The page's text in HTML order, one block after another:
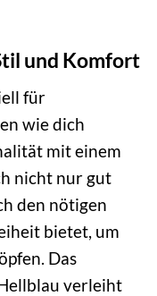
und Komfort
für
wie dich
mit einem
nicht nur gut
den nötigen
bietet, um
Das
verleiht